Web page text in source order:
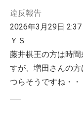
違反報告
2026年3月29日
ＹＳ
藤井棋王の方は時
すが、増田さんの
つらそうですね・・